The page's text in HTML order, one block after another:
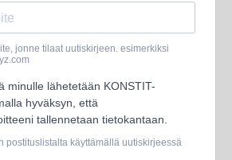
jonne tilaat uutiskirjeen. esimerkiksi
minulle lähetetään KONSTIT-
hyväksyn, että
tallennetaan tietokantaan.
postituslistalta käyttämällä uutiskirjeessä